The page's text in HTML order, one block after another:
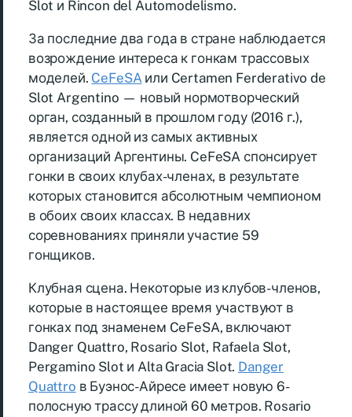
Slot и Rincon del Automodelismo.
За последние два года в стране наблюдается
возрождение интереса к гонкам трассовых
моделей. CeFeSAили Certamen Ferderativo de
Slot Argentino — новый нормотворческий
орган, созданный в прошлом году (2016 г.),
является одной из самых активных
организаций Аргентины. CeFeSA спонсирует
гонки в своих клубах-членах, в результате
которых становится абсолютным чемпионом
в обоих своих классах. В недавних
соревнованиях приняли участие 59
гонщиков.
Клубная сцена. Некоторые из клубов-членов,
которые в настоящее время участвуют в
гонках под знаменем CeFeSA, включают
Danger Quattro, Rosario Slot, Rafaela Slot,
Pergamino Slot и Alta Gracia Slot. Danger
Quattro в Буэнос-Айресе имеет новую 6-
полосную трассу длиной 60 метров. Rosario